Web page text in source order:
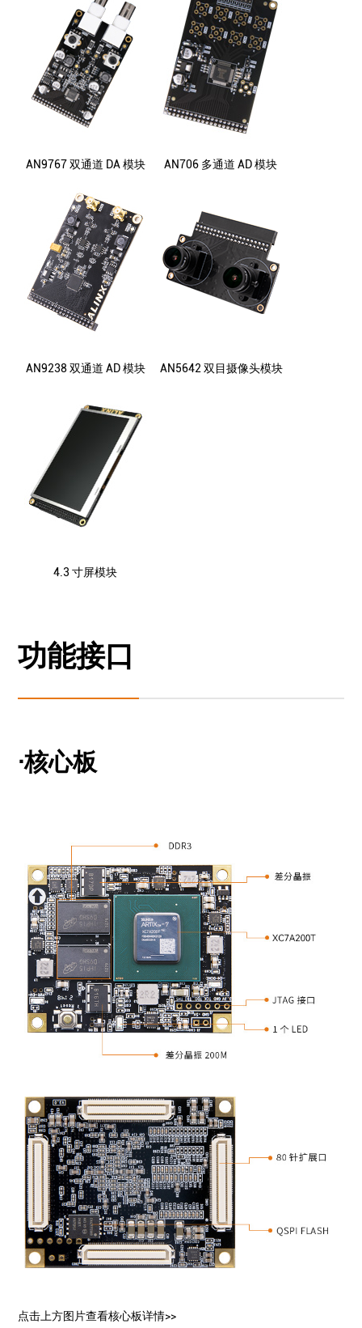
AN9767 双通道 DA 模块 AN706 多通道 AD 模块
AN9238 双通道 AD 模块 AN5642 双目摄像头模块
4.3 寸屏模块
功能接口
·核心板
点击上方图片查看核心板详情>>